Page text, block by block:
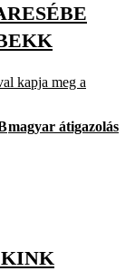
kapja meg a
magyar átigazolás
KINK